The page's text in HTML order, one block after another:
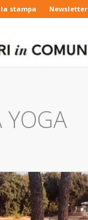
stampa Newsletter